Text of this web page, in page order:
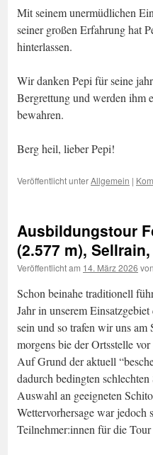
Mit seinem unermüdlichen
seiner großen Erfahrung hat
hinterlassen.
Wir danken Pepi für seine
Bergrettung und werden ihm
bewahren.
Berg heil, lieber Pepi!
Veröffentlicht unterAllgemein |
Ausbildungstour
(2.577 m),
Veröffentlicht am 14. März 2026 von
Schon beinahe traditionell
Jahr in unserem
sein und so trafen wir uns am
morgens bie der Ortsstelle
Auf Grund der aktuell
dadurch bedingten
Auswahl an geeigneten
Wettervorhersage war jedoch
Teilnehmer:innen für die Tour